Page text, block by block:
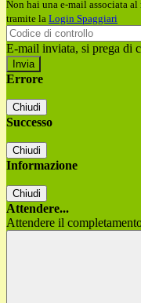
Non hai una e-mail associata
tramite la Login Spaggiari
E-mail inviata, si prega di
Errore
Chiudi
Successo
Chiudi
Informazione
Chiudi
Attendere...
Attendere il